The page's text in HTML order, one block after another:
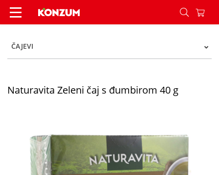
Naturavita Zeleni čaj s đumbirom 40 g - Konzum
ČAJEVI
Naturavita Zeleni čaj s đumbirom 40 g